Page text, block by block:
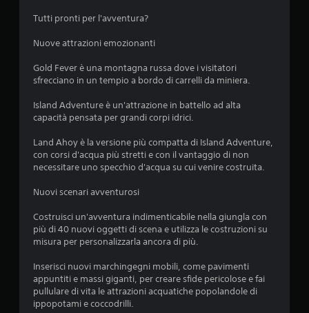
s
t
l
e
s
Tutti pronti per l'avventura?
Nuove attrazioni emozionanti
Gold Fever è una montagna russa dove i visitatori
sfrecciano in un tempio a bordo di carrelli da miniera.
Island Adventure è un'attrazione in battello ad alta
capacità pensata per grandi corpi idrici.
Land Ahoy è la versione più compatta di Island Adventure,
con corsi d'acqua più stretti e con il vantaggio di non
necessitare uno specchio d'acqua su cui venire costruita.
Nuovi scenari avventurosi
Costruisci un'avventura indimenticabile nella giungla con
più di 40 nuovi oggetti di scena e utilizza le costruzioni su
misura per personalizzarla ancora di più.
Inserisci nuovi marchingegni mobili, come pavimenti
appuntiti e massi giganti, per creare sfide pericolose e fai
pullulare di vita le attrazioni acquatiche popolandole di
ippopotami e coccodrilli.